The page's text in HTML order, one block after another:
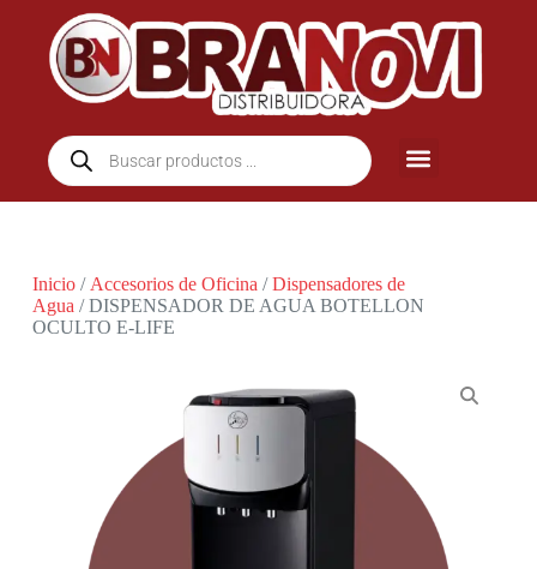
Inicio/ Accesorios de Oficina /Dispensadores de
Agua / DISPENSADOR DE AGUA BOTELLON
OCULTO E-LIFE